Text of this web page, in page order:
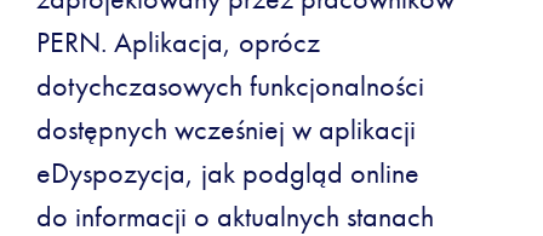
PERN. Aplikacja, oprócz
dotychczasowych funkcjonalności
dostępnych wcześniej w aplikacji
eDyspozycja, jak podgląd online
do informacji o aktualnych stanach